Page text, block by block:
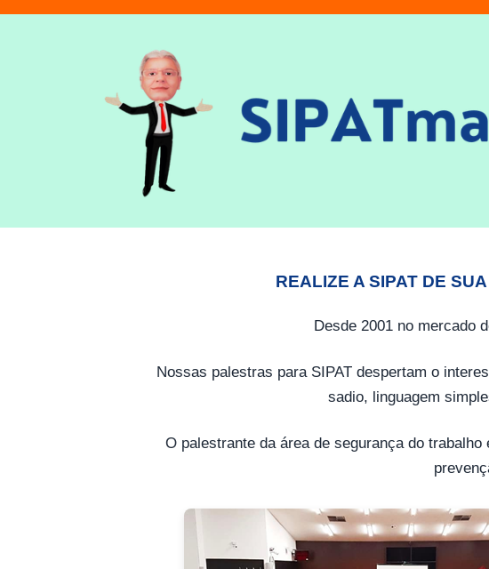
REALIZE A SIPAT DE
Desde 2001 no mercado
Nossas palestras para SIPAT despertam o
sadio, linguagem
O palestrante da área de segurança do